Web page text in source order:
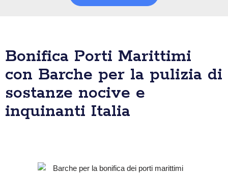
Bonifica Porti Marittimi
con Barche per la pulizia di
sostanze nocive e
inquinanti Italia